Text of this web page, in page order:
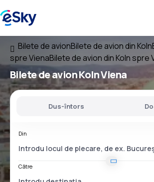
Bilete de avionBilete de avion din Koln
spre VienaBilete de avion din Koln spre
Bilete de avionKoln Viena
Dus-întors
Din
Către